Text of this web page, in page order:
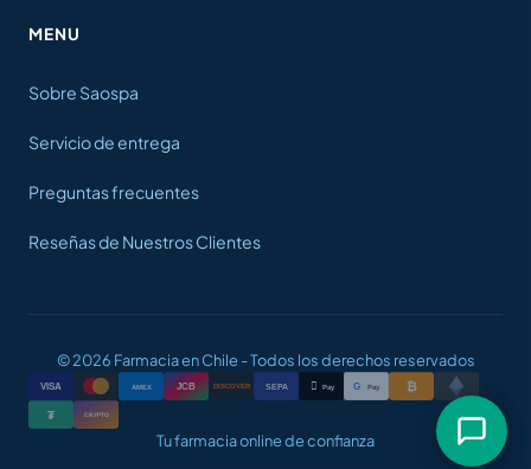
MENU
Sobre Saospa
Servicio de entrega
Preguntas frecuentes
Reseñas de Nuestros Clientes
© 2026 Farmacia en Chile - Todos los derechos reservados
VISA AMEX JCB DISCOVER SEPA  Pay G Pay ₿
₮ CRYPTO
Tu farmacia online de confianza